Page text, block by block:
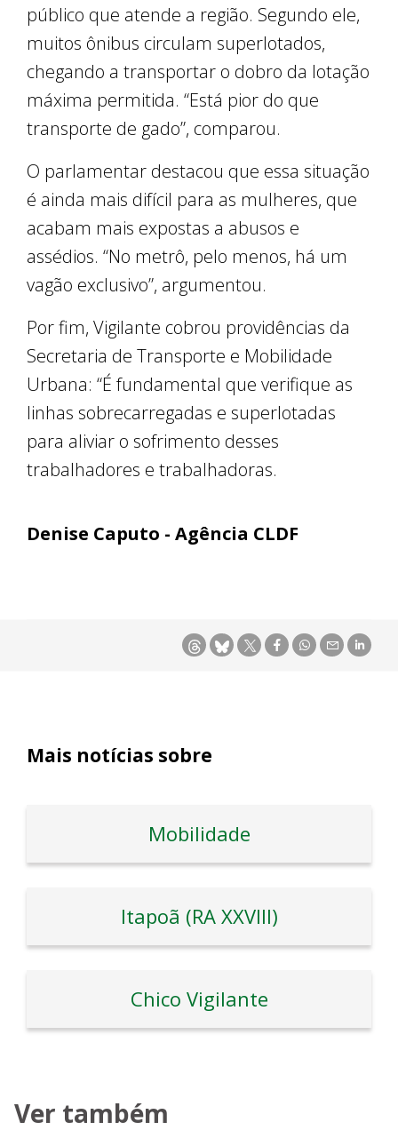
público que atende a região. Segundo ele,
muitos ônibus circulam superlotados,
chegando a transportar o dobro da lotação
máxima permitida. “Está pior do que
transporte de gado”, comparou.
O parlamentar destacou que essa situação
é ainda mais difícil para as mulheres, que
acabam mais expostas a abusos e
assédios. “No metrô, pelo menos, há um
vagão exclusivo”, argumentou.
Por fim, Vigilante cobrou providências da
Secretaria de Transporte e Mobilidade
Urbana: “É fundamental que verifique as
linhas sobrecarregadas e superlotadas
para aliviar o sofrimento desses
trabalhadores e trabalhadoras.
Denise Caputo - Agência CLDF
Mais notícias sobre
Mobilidade
Itapoã (RA XXVIII)
Chico Vigilante
Ver também